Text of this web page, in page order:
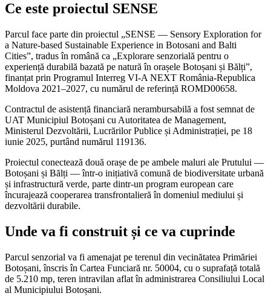
Ce este proiectul SENSE
Parcul face parte din proiectul „SENSE — Sensory Exploration for
a Nature-based Sustainable Experience in Botosani and Balti
Cities”, tradus în română ca „Explorare senzorială pentru o
experiență durabilă bazată pe natură în orașele Botoșani și Bălți”,
finanțat prin Programul Interreg VI-A NEXT România-Republica
Moldova 2021–2027, cu numărul de referință ROMD00658.
Contractul de asistență financiară nerambursabilă a fost semnat de
UAT Municipiul Botoșani cu Autoritatea de Management,
Ministerul Dezvoltării, Lucrărilor Publice și Administrației, pe 18
iunie 2025, purtând numărul 119136.
Proiectul conectează două orașe de pe ambele maluri ale Prutului —
Botoșani și Bălți — într-o inițiativă comună de biodiversitate urbană
și infrastructură verde, parte dintr-un program european care
încurajează cooperarea transfrontalieră în domeniul mediului și
dezvoltării durabile.
Unde va fi construit și ce va cuprinde
Parcul senzorial va fi amenajat pe terenul din vecinătatea Primăriei
Botoșani, înscris în Cartea Funciară nr. 50004, cu o suprafață totală
de 5.210 mp, teren intravilan aflat în administrarea Consiliului Local
al Municipiului Botoșani.